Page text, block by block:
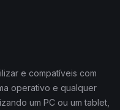
e compatíveis com
operativo e qualquer
um PC ou um tablet,